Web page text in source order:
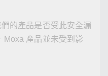
的產品是否受此安全漏
Moxa 產品並未受到影